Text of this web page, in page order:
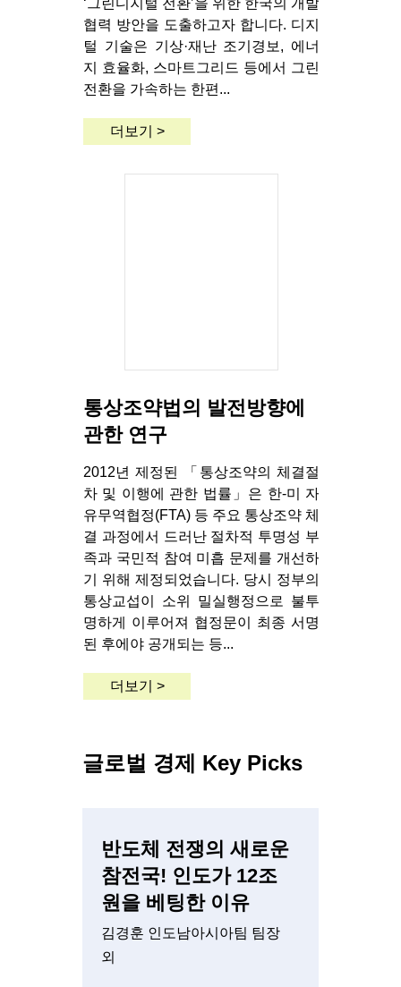
‘그린디지털 전환’을 위한 한국의 개발
협력 방안을 도출하고자 합니다. 디지
털 기술은 기상·재난 조기경보, 에너
지 효율화, 스마트그리드 등에서 그린
전환을 가속하는 한편...
더보기 >
통상조약법의 발전방향에
관한 연구
2012년 제정된 「통상조약의 체결절
차 및 이행에 관한 법률」은 한-미 자
유무역협정(FTA) 등 주요 통상조약 체
결 과정에서 드러난 절차적 투명성 부
족과 국민적 참여 미흡 문제를 개선하
기 위해 제정되었습니다. 당시 정부의
통상교섭이 소위 밀실행정으로 불투
명하게 이루어져 협정문이 최종 서명
된 후에야 공개되는 등...
더보기 >
글로벌 경제 Key Picks
반도체 전쟁의 새로운
참전국! 인도가 12조
원을 베팅한 이유
김경훈 인도남아시아팀 팀장
외